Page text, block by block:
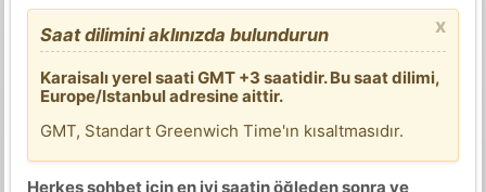
x
Saat dilimini aklınızda bulundurun
Karaisalı yerel saati GMT +3 saatidir. Bu saat dilimi,
Europe/Istanbul adresine aittir.
GMT, Standart Greenwich Time'ın kısaltmasıdır.
Herkes sohbet için en iyi saatin öğleden sonra ve